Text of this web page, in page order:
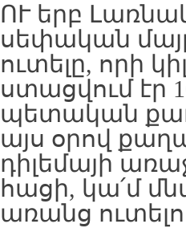
ՈՒ երբ
սեփական
ուտելը, որի
ստացվում էր
պետական
այս օրով
դիլեմայի
հացի, կա՛մ
առանց